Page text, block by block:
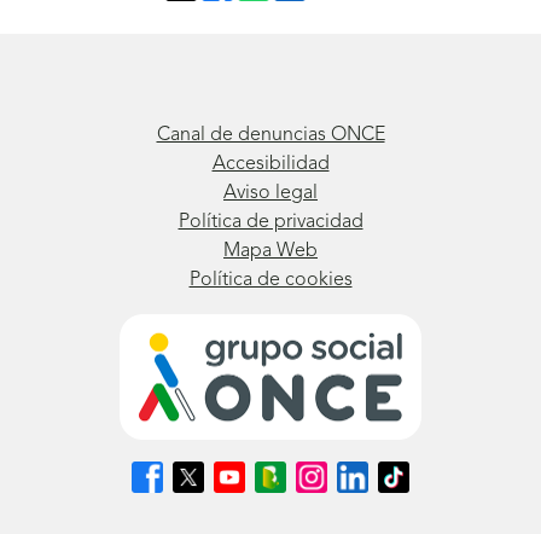
Canal de denuncias ONCE
Accesibilidad
Aviso legal
Política de privacidad
Mapa Web
Política de cookies
Síguenos
en
Síguenos
en
Síguenos
en
Síguenos
en
Síguenos
en
Síguenos
en
Síguenos
en